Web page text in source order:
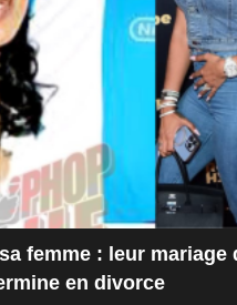
femme : leur mariage
en divorce